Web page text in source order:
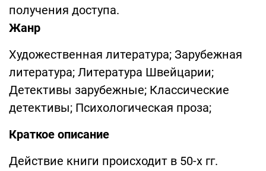
получения доступа.
Жанр
Художественная литература; Зарубежная
литература; Литература Швейцарии;
Детективы зарубежные; Классические
детективы; Психологическая проза;
Краткое описание
Действие книги происходит в 50-х гг.